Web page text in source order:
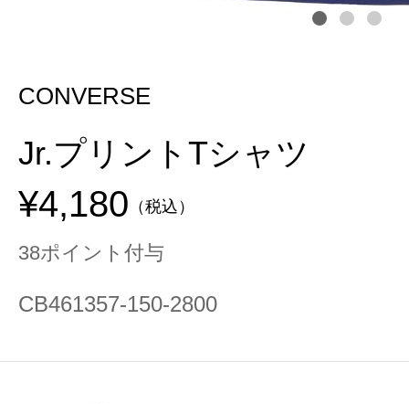
CONVERSE
Jr.プリントTシャツ
¥4,180 （税込）
38ポイント付与
CB461357-150-2800